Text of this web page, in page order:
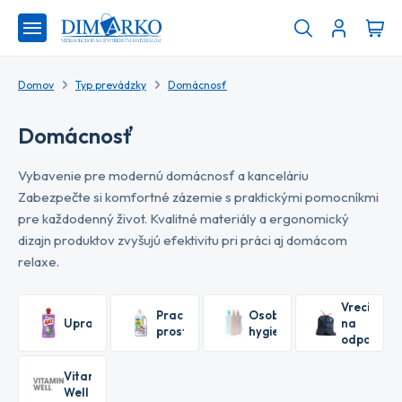
Domov Typ prevádzky Domácnosť
Domácnosť
Vybavenie pre modernú domácnosť a kanceláriu
Zabezpečte si komfortné zázemie s praktickými pomocníkmi
pre každodenný život. Kvalitné materiály a ergonomický
dizajn produktov zvyšujú efektivitu pri práci aj domácom
relaxe.
Upratovanie
Pracie
prostriedky
Osobná
hygiena
Vrecia
na
odpadky
Vitamin
Well